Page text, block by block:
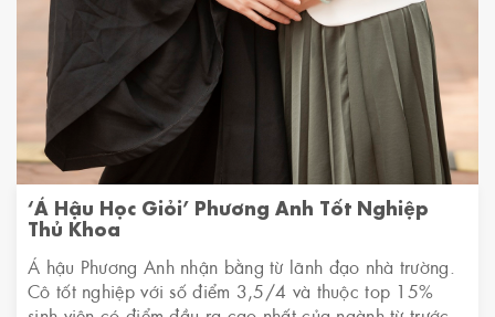
‘Á Hậu Học Giỏi’ Phương Anh Tốt Nghiệp
Thủ Khoa
Á hậu Phương Anh nhận bằng từ lãnh đạo nhà trường.
Cô tốt nghiệp với số điểm 3,5/4 và thuộc top 15%